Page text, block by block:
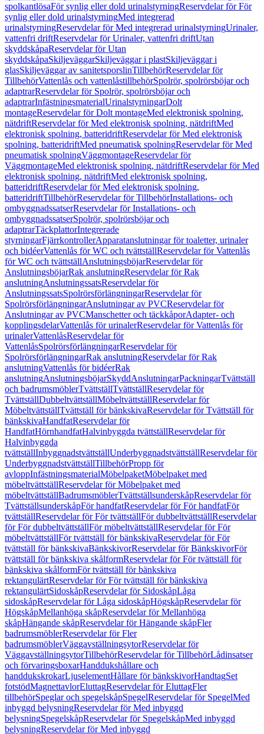
spolkantlösaFör synlig eller dold urinalstyrningReservdelar för För
synlig eller dold urinalstyrningMed integrerad
urinalstyrningReservdelar för Med integrerad urinalstyrningUrinaler,
vattenfri driftReservdelar för Urinaler, vattenfri driftUtan
skyddskåpaReservdelar för Utan
skyddskåpaSkiljeväggarSkiljeväggar i plastSkiljeväggar i
glasSkiljeväggar av sanitetsporslinTillbehörReservdelar för
TillbehörVattenlås och vattenlåstillbehörSpolrör, spolrörsböjar och
adaptrarReservdelar för Spolrör, spolrörsböjar och
adaptrarInfästningsmaterialUrinalstyrningarDolt
montageReservdelar för Dolt montageMed elektronisk spolning,
nätdriftReservdelar för Med elektronisk spolning, nätdriftMed
elektronisk spolning, batteridriftReservdelar för Med elektronisk
spolning, batteridriftMed pneumatisk spolningReservdelar för Med
pneumatisk spolningVäggmontageReservdelar för
VäggmontageMed elektronisk spolning, nätdriftReservdelar för Med
elektronisk spolning, nätdriftMed elektronisk spolning,
batteridriftReservdelar för Med elektronisk spolning,
batteridriftTillbehörReservdelar för TillbehörInstallations- och
ombyggnadssatserReservdelar för Installations- och
ombyggnadssatserSpolrör, spolrörsböjar och
adaptrarTäckplattorIntegrerade
styrningarFjärrkontrollerApparatanslutningar för toaletter, urinaler
och bidéerVattenlås för WC och tvättställReservdelar för Vattenlås
för WC och tvättställAnslutningsböjarReservdelar för
AnslutningsböjarRak anslutningReservdelar för Rak
anslutningAnslutningssatsReservdelar för
AnslutningssatsSpolrörsförlängningarReservdelar för
SpolrörsförlängningarAnslutningar av PVCReservdelar för
Anslutningar av PVCManschetter och täckkåporAdapter- och
kopplingsdelarVattenlås för urinalerReservdelar för Vattenlås för
urinalerVattenlåsReservdelar för
VattenlåsSpolrörsförlängningarReservdelar för
SpolrörsförlängningarRak anslutningReservdelar för Rak
anslutningVattenlås för bidéerRak
anslutningAnslutningsböjarSkyddAnslutningarPackningarTvättställ
och badrumsmöblerTvättställTvättställReservdelar för
TvättställDubbeltvättställMöbeltvättställReservdelar för
MöbeltvättställTvättställ för bänkskivaReservdelar för Tvättställ för
bänkskivaHandfatReservdelar för
HandfatHörnhandfatHalvinbyggda tvättställReservdelar för
Halvinbyggda
tvättställInbyggnadstvättställUnderbyggnadstvättställReservdelar för
UnderbyggnadstvättställTillbehörPropp för
avloppInfästningsmaterialMöbelpaketMöbelpaket med
möbeltvättställReservdelar för Möbelpaket med
möbeltvättställBadrumsmöblerTvättställsunderskåpReservdelar för
TvättställsunderskåpFör handfatReservdelar för För handfatFör
tvättställReservdelar för För tvättställFör dubbeltvättställReservdelar
för För dubbeltvättställFör möbeltvättställReservdelar för För
möbeltvättställFör tvättställ för bänkskivaReservdelar för För
tvättställ för bänkskivaBänkskivorReservdelar för BänkskivorFör
tvättställ för bänkskiva skålformReservdelar för För tvättställ för
bänkskiva skålformFör tvättställ för bänkskiva
rektangulärtReservdelar för För tvättställ för bänkskiva
rektangulärtSidoskåpReservdelar för SidoskåpLåga
sidoskåpReservdelar för Låga sidoskåpHögskåpReservdelar för
HögskåpMellanhöga skåpReservdelar för Mellanhöga
skåpHängande skåpReservdelar för Hängande skåpFler
badrumsmöblerReservdelar för Fler
badrumsmöblerVäggavställningsytorReservdelar för
VäggavställningsytorTillbehörReservdelar för TillbehörLådinsatser
och förvaringsboxarHanddukshållare och
handdukskrokarLjuselementHållare för bänkskivorHandtagSet
fotstödMagnettavlorEluttagReservdelar för EluttagFler
tillbehörSpeglar och spegelskåpSpegelReservdelar för SpegelMed
inbyggd belysningReservdelar för Med inbyggd
belysningSpegelskåpReservdelar för SpegelskåpMed inbyggd
belysningReservdelar för Med inbyggd